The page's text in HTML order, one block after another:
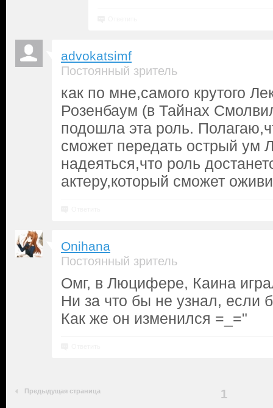
advokatsimf
Постоянный зритель
как по мне,самого крутого
Розенбаум (в Тайнах
подошла эта роль.
сможет передать острый ум
надеяться,что роль
актеру,который сможет
Onihana
Постоянный зритель
Омг, в Люцифере, Каина
Ни за что бы не узнал, если
Как же он изменился =_="
Предыдущая страница 1